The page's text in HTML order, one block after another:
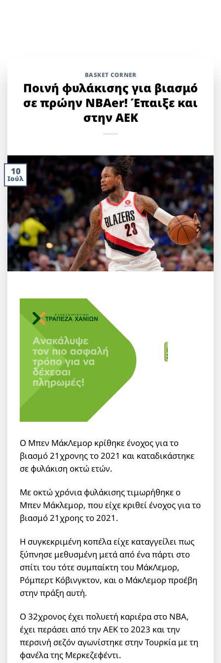
BASKET CORNER
Ποινή φυλάκισης για βιασμό
σε πρώην NBAer! Έπαιξε και
στην ΑΕΚ
10
Ιούλ
Ο Μπεν ΜάκΛεμορ κρίθηκε ένοχος για το
βιασμό 21χρονης το 2021 και καταδικάστηκε
σε φυλάκιση οκτώ ετών.
Με οκτώ χρόνια φυλάκισης τιμωρήθηκε ο
Μπεν Μάκλεμορ, που είχε κριθεί ένοχος για το
βιασμό 21χροης το 2021.
Η συγκεκριμένη κοπέλα είχε καταγγείλει πως
ξύπνησε μεθυσμένη μετά από ένα πάρτι στο
σπίτι του τότε συμπαίκτη του ΜάκΛεμορ,
Ρόμπερτ Κόβινγκτον, και ο ΜάκΛεμορ προέβη
στην πράξη αυτή.
Ο 32χρονος έχει πολυετή καριέρα στο NBA,
έχει περάσει από την ΑΕΚ το 2023 και την
περσινή σεζόν αγωνίστηκε στην Τουρκία με τη
φανέλα της Μερκεζεφέντι.